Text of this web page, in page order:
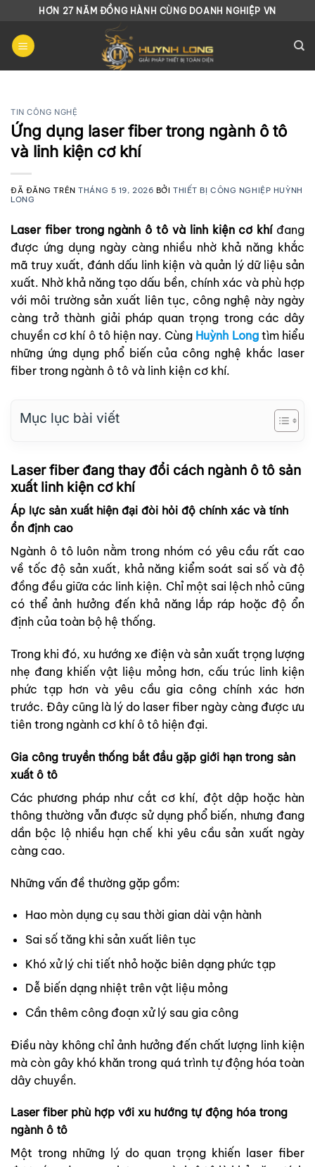
Chuyển
nội
dung
HƠN 27 NĂM ĐỒNG HÀNH CÙNG DOANH NGHIỆP VN
TIN CÔNG NGHỆ
Ứng dụng laser fiber trong ngành ô tô
và linh kiện cơ khí
ĐÃ ĐĂNG TRÊNTHÁNG 5 19, 2026 BỞITHIẾT BỊ CÔNG NGHIỆP HUỲNH
LONG
Laser fiber trong ngành ô tô và linh kiện cơ khíđang
được ứng dụng ngày càng nhiều nhờ khả năng khắc
mã truy xuất, đánh dấu linh kiện và quản lý dữ liệu sản
xuất. Nhờ khả năng tạo dấu bền, chính xác và phù hợp
với môi trường sản xuất liên tục, công nghệ này ngày
càng trở thành giải pháp quan trọng trong các dây
chuyền cơ khí ô tô hiện nay. Cùng Huỳnh Longtìm hiểu
những ứng dụng phổ biến của công nghệ khắc laser
fiber trong ngành ô tô và linh kiện cơ khí.
Mục lục bài viết
Laser fiber đang thay đổi cách ngành ô tô sản
xuất linh kiện cơ khí
Áp lực sản xuất hiện đại đòi hỏi độ chính xác và tính
ổn định cao
Ngành ô tô luôn nằm trong nhóm có yêu cầu rất cao
về tốc độ sản xuất, khả năng kiểm soát sai số và độ
đồng đều giữa các linh kiện. Chỉ một sai lệch nhỏ cũng
có thể ảnh hưởng đến khả năng lắp ráp hoặc độ ổn
định của toàn bộ hệ thống.
Trong khi đó, xu hướng xe điện và sản xuất trọng lượng
nhẹ đang khiến vật liệu mỏng hơn, cấu trúc linh kiện
phức tạp hơn và yêu cầu gia công chính xác hơn
trước. Đây cũng là lý do laser fiber ngày càng được ưu
tiên trong ngành cơ khí ô tô hiện đại.
Gia công truyền thống bắt đầu gặp giới hạn trong sản
xuất ô tô
Các phương pháp như cắt cơ khí, đột dập hoặc hàn
thông thường vẫn được sử dụng phổ biến, nhưng đang
dần bộc lộ nhiều hạn chế khi yêu cầu sản xuất ngày
càng cao.
Những vấn đề thường gặp gồm:
Hao mòn dụng cụ sau thời gian dài vận hành
Sai số tăng khi sản xuất liên tục
Khó xử lý chi tiết nhỏ hoặc biên dạng phức tạp
Dễ biến dạng nhiệt trên vật liệu mỏng
Cần thêm công đoạn xử lý sau gia công
Điều này không chỉ ảnh hưởng đến chất lượng linh kiện
mà còn gây khó khăn trong quá trình tự động hóa toàn
dây chuyền.
Laser fiber phù hợp với xu hướng tự động hóa trong
ngành ô tô
Một trong những lý do quan trọng khiến laser fiber